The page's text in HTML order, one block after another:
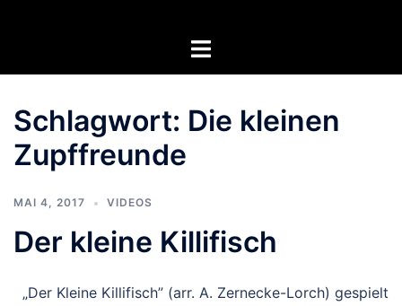
Menü
Schlagwort: Die kleinen
Zupffreunde
MAI 4, 2017 VIDEOS
Der kleine Killifisch
„Der Kleine Killifisch” (arr. A. Zernecke-Lorch) gespielt